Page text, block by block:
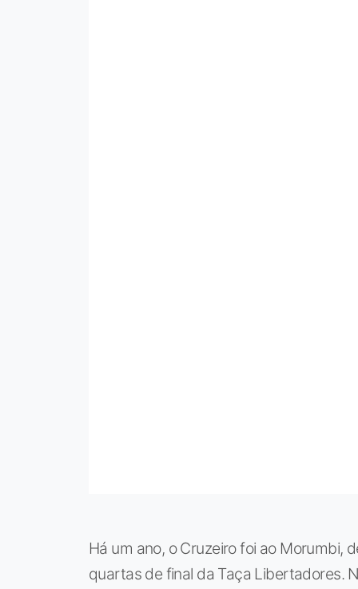
Há um ano, o Cruzeiro foi ao Morumbi,
quartas de final da Taça Libertadores.